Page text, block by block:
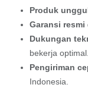
Produk
Garansi resmi
Dukungan
bekerja optimal.
Pengiriman
Indonesia.